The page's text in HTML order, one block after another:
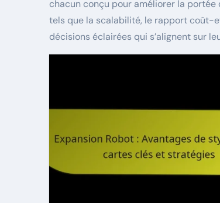
chacun conçu pour améliorer la
tels que la scalabilité, le rapport coût-
décisions éclairées qui s’alignent sur